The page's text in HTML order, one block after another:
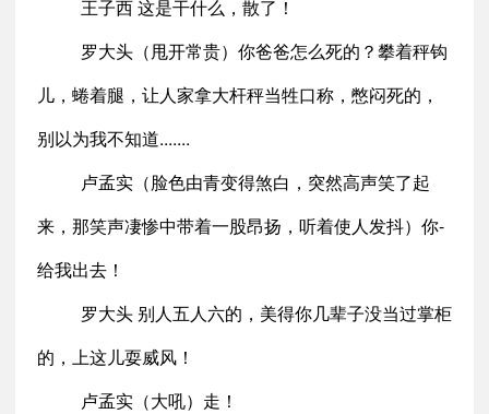
王子西 这是干什么，散了！
罗大头（甩开常贵）你爸爸怎么死的？攀着秤钩
儿，蜷着腿，让人家拿大杆秤当牲口称，憋闷死的，
别以为我不知道.......
卢孟实（脸色由青变得煞白，突然高声笑了起
来，那笑声凄惨中带着一股昂扬，听着使人发抖）你-
给我出去！
罗大头 别人五人六的，美得你几辈子没当过掌柜
的，上这儿耍威风！
卢孟实（大吼）走！